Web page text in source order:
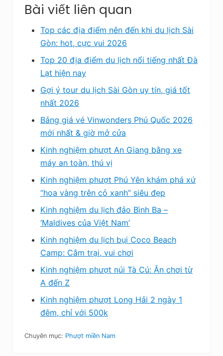
Bài viết liên quan
Top các địa điểm nên đến khi du lịch Sài
Gòn: hot, cực vui 2026
Top 20 địa điểm du lịch nổi tiếng nhất Đà
Lạt hiện nay
Gợi ý tour du lịch Sài Gòn uy tín, giá tốt
nhất 2026
Bảng giá vé Vinwonders Phú Quốc 2026
mới nhất & giờ mở cửa
Kinh nghiệm phượt An Giang bằng xe
máy an toàn, thú vị
Kinh nghiệm phượt Phú Yên khám phá xứ
“hoa vàng trên cỏ xanh” siêu đẹp
Kinh nghiệm du lịch đảo Bình Ba –
‘Maldives của Việt Nam’
Kinh nghiệm du lịch bụi Coco Beach
Camp: Cắm trại, vui chơi
Kinh nghiệm phượt núi Tà Cú: Ăn chơi từ
A đến Z
Kinh nghiệm phượt Long Hải 2 ngày 1
đêm, chỉ với 500k
Chuyên mục: Phượt miền Nam